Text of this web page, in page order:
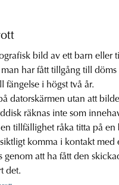
bild av ett barn eller
har fått tillgång till döms
i högst två år.
datorskärmen utan att
räknas inte som
tillfällighet råka titta på en
komma i kontakt med
att ha fått den
det.